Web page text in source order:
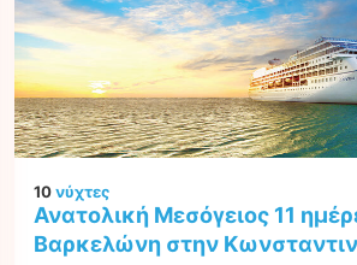
10νύχτες
Ανατολική Μεσόγειος 11
Βαρκελώνη στην